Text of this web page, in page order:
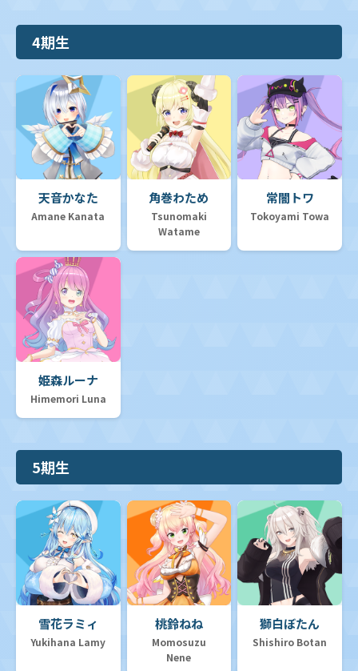
4期生
天音かなた
Amane Kanata
角巻わため
Tsunomaki
Watame
常闇トワ
Tokoyami Towa
姫森ルーナ
Himemori Luna
5期生
雪花ラミィ
Yukihana Lamy
桃鈴ねね
Momosuzu
Nene
獅白ぼたん
Shishiro Botan